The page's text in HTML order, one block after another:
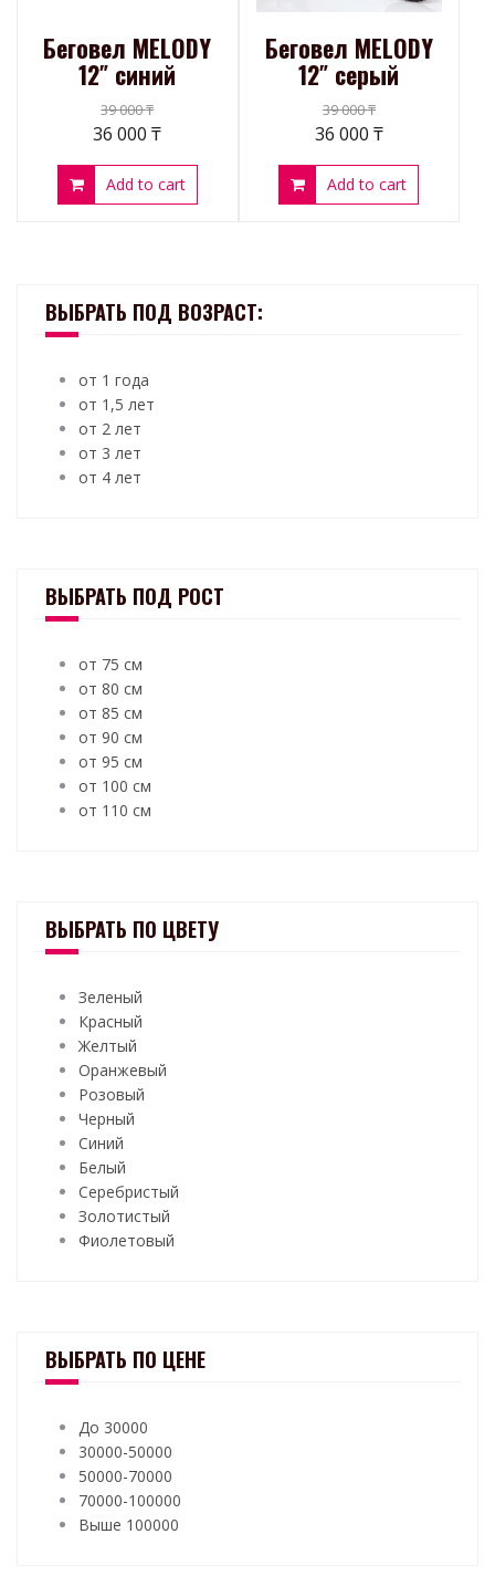
Беговел MELODY
12″ синий
39 000₸
36 000₸
Add to cart
Беговел MELODY
12″ серый
39 000₸
36 000 ₸
Add to cart
ВЫБРАТЬ ПОД ВОЗРАСТ:
от 1 года
от 1,5 лет
от 2 лет
от 3 лет
от 4 лет
ВЫБРАТЬ ПОД РОСТ
от 75 см
от 80 см
от 85 см
от 90 см
от 95 см
от 100 см
от 110 см
ВЫБРАТЬ ПО ЦВЕТУ
Зеленый
Красный
Желтый
Оранжевый
Розовый
Черный
Синий
Белый
Серебристый
Золотистый
Фиолетовый
ВЫБРАТЬ ПО ЦЕНЕ
До 30000
30000-50000
50000-70000
70000-100000
Выше 100000